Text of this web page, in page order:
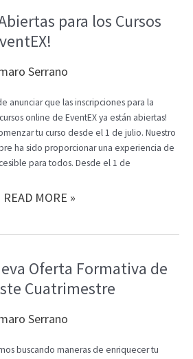
EN
INVESTIGACIÓN
AGRICULTURA
para los Cursos
Serrano
anunciar que las inscripciones para la
online de EventEX ya están abiertas!
tu curso desde el 1 de julio. Nuestro
ha sido proporcionar una experiencia de
para todos. Desde el 1 de
¡INSCRIPCIONES
DE
VERANO
EVENTEX!
READ MORE »
Oferta Formativa de
Cuatrimestre
Serrano
buscando maneras de enriquecer tu